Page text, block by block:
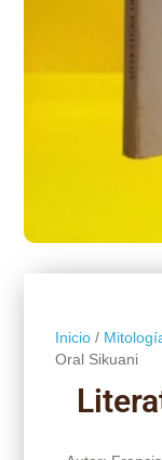
Inicio/
Oral Sikuani